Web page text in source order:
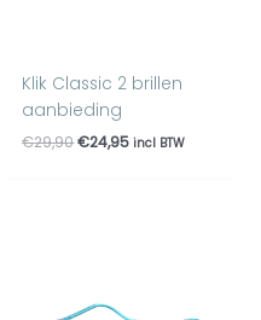
Klik Classic 2 brillen
aanbieding
€29,90€24,95 incl BTW